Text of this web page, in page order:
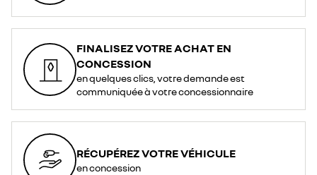
FINALISEZ VOTRE ACHAT EN
CONCESSION
en quelques clics, votre demande est
communiquée à votre concessionnaire
RÉCUPÉREZ VOTRE VÉHICULE
en concession